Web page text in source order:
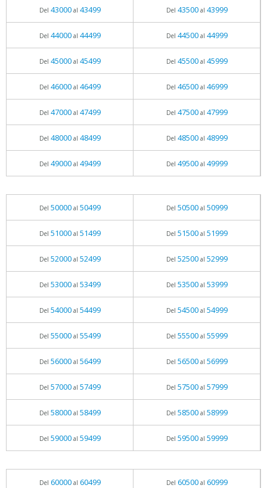
Del 43000al 43499 Del 43500al 43999
Del 44000al 44499 Del 44500al 44999
Del 45000al 45499 Del 45500al 45999
Del 46000al 46499 Del 46500al 46999
Del 47000al 47499 Del 47500al 47999
Del 48000al 48499 Del 48500al 48999
Del 49000al 49499 Del 49500al 49999
Del 50000al 50499 Del 50500al 50999
Del 51000al 51499 Del 51500al 51999
Del 52000al 52499 Del 52500al 52999
Del 53000al 53499 Del 53500al 53999
Del 54000al 54499 Del 54500al 54999
Del 55000al 55499 Del 55500al 55999
Del 56000al 56499 Del 56500al 56999
Del 57000al 57499 Del 57500al 57999
Del 58000al 58499 Del 58500al 58999
Del 59000al 59499 Del 59500al 59999
Del 60000al 60499 Del 60500al 60999